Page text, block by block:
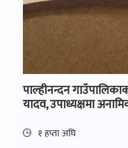
पाल्हीनन्दन
यादव, उपाध्यक्षमा
१ हप्ता अघि